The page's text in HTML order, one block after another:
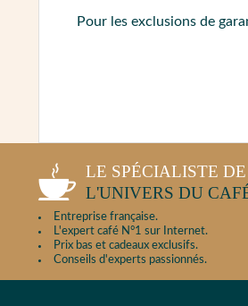
Pour les exclusions de
LE SPÉCIALISTE DE
L'UNIVERS DU
Entreprise française.
L'expert café N°1 sur Internet.
Prix bas et cadeaux exclusifs.
Conseils d'experts passionnés.